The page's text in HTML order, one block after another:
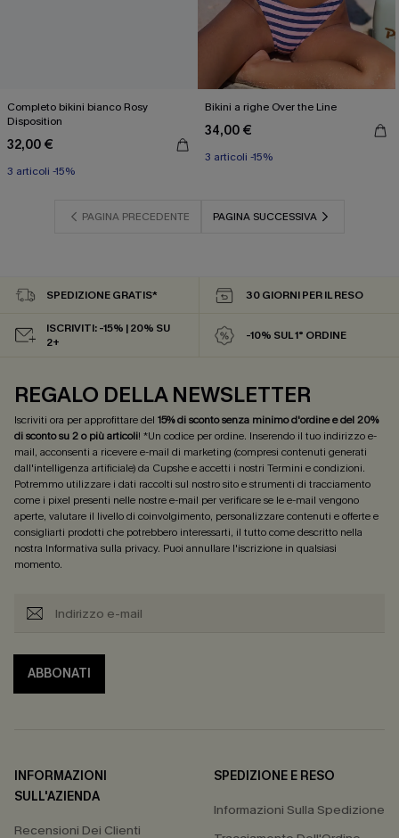
Completo bikini bianco Rosy
Disposition
32,00 €
3 articoli -15%
Bikini a righe Over the Line
34,00 €
3 articoli -15%
PAGINA PRECEDENTE PAGINA SUCCESSIVA
SPEDIZIONE GRATIS* 30 GIORNI PER IL RESO
ISCRIVITI: -15% | 20% SU
2+
-10% SUL 1° ORDINE
REGALO DELLA NEWSLETTER
Iscriviti ora per approfittare del 15% di sconto senza minimo d'ordine e del 20%
di sconto su 2 o più articoli! *Un codice per ordine. Inserendo il tuo indirizzo e-
mail, acconsenti a ricevere e-mail di marketing (compresi contenuti generati
dall'intelligenza artificiale) da Cupshe e accetti i nostri Termini e condizioni.
Potremmo utilizzare i dati raccolti sul nostro sito e strumenti di tracciamento
come i pixel presenti nelle nostre e-mail per verificare se le e-mail vengono
aperte, valutare il livello di coinvolgimento, personalizzare contenuti e offerte e
consigliarti prodotti che potrebbero interessarti, il tutto come descritto nella
nostra Informativa sulla privacy. Puoi annullare l'iscrizione in qualsiasi
momento.
ABBONATI
INFORMAZIONI
SULL'AZIENDA
Recensioni Dei Clienti
SPEDIZIONE E RESO
Informazioni Sulla Spedizione